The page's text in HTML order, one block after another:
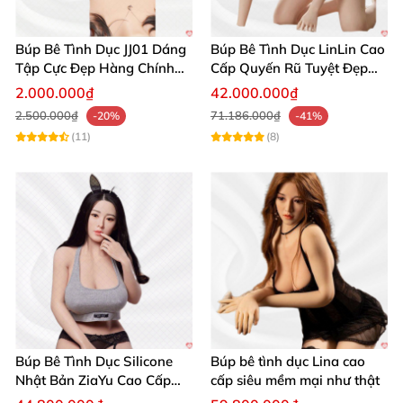
Búp Bê Tình Dục JJ01 Dáng
Tập Cực Đẹp Hàng Chính
Hãng
2.000.000₫
2.500.000₫
-20%
(11)
Búp Bê Tình Dục LinLin Cao
Cấp Quyến Rũ Tuyệt Đẹp
Mua Ngay
42.000.000₫
71.186.000₫
-41%
(8)
Búp Bê Tình Dục Silicone
Nhật Bản ZiaYu Cao Cấp
Chính Hãng
Búp bê tình dục Lina cao
cấp siêu mềm mại như thật